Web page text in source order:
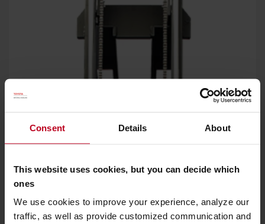
Consent Details About
This website uses cookies, but you can decide which
ones
We use cookies to improve your experience, analyze our
traffic, as well as provide customized communication and
Mâts à vue dégagée et grande visibilité du poste de
conduite vers les extrémités de la fourche.